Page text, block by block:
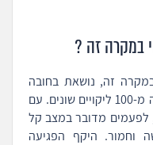
במקרה זה ?
זה, נושאת בחובה
שלל ליקויים ופגיעות, למעשה למעלה מ-100 ליקויים שונים. עם
לפעמים מדובר במצב קל
וחמור. היקף הפגיעה